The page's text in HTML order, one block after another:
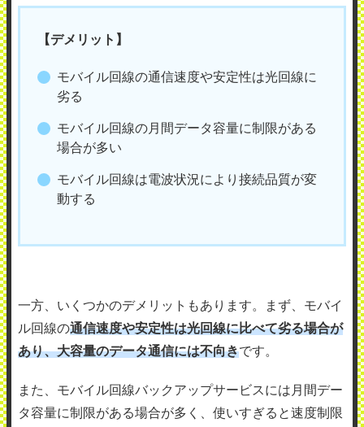
【デメリット】
モバイル回線の通信速度や安定性は光回線に
劣る
モバイル回線の月間データ容量に制限がある
場合が多い
モバイル回線は電波状況により接続品質が変
動する
一方、いくつかのデメリットもあります。まず、モバイ
ル回線の通信速度や安定性は光回線に比べて劣る場合が
あり、大容量のデータ通信には不向きです。
また、モバイル回線バックアップサービスには月間デー
タ容量に制限がある場合が多く、使いすぎると速度制限